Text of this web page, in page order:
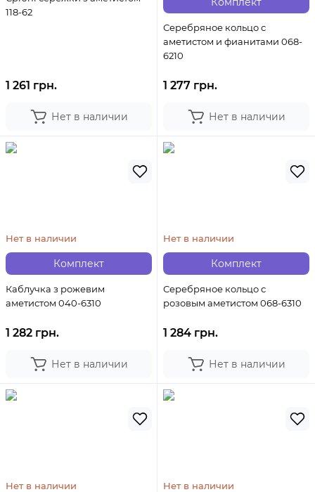
118-62
1 261 грн.
Нет в наличии
Серебряное кольцо с
аметистом и фианитами 068-
6210
1 277 грн.
Нет в наличии
Комплект
Нет в наличии
Каблучка з рожевим
аметистом 040-6310
1 282 грн.
Нет в наличии
Комплект
Нет в наличии
Серебряное кольцо с
розовым аметистом 068-6310
1 284 грн.
Нет в наличии
Нет в наличии Нет в наличии